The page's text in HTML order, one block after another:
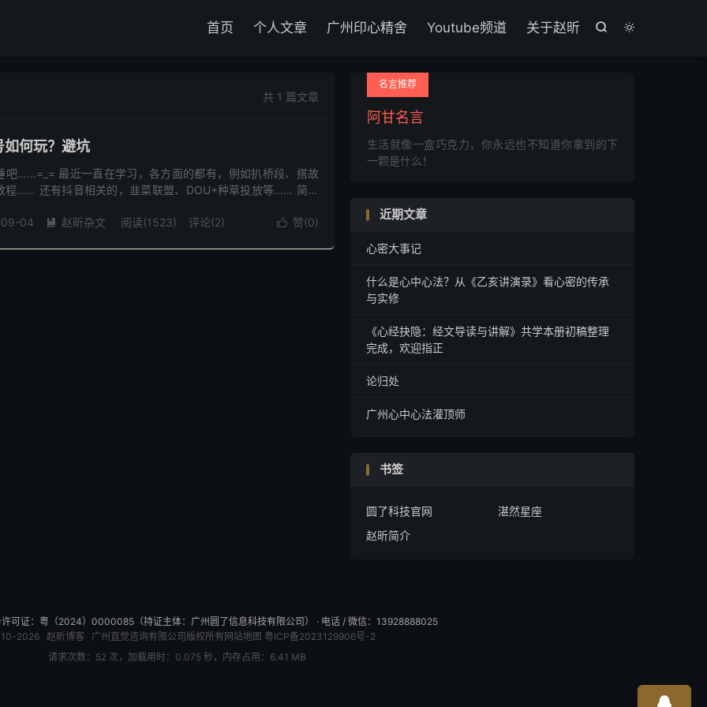


首页 个人文章 广州印心精舍 Youtube频道 关于赵昕
共 1 篇文章
何玩？避坑
吧……=_= 最近一直在学习，各方面的都有，例如扒桥段、搭故
程…… 还有抖音相关的，韭菜联盟、DOU+种草投放等…… 简单
 赞(0)
04  赵昕杂文 阅读(1523) 评论(2)
名言推荐
阿甘名言
生活就像一盒巧克力，你永远也不知道你拿到的下
一颗是什么！
近期文章
心密大事记
什么是心中心法？从《乙亥讲演录》看心密的传承
与实修
《心经抉隐：经文导读与讲解》共学本册初稿整理
完成，欢迎指正
论归处
广州心中心法灌顶师
书签
圆了科技官网
湛然星座
赵昕简介
可证：粤（2024）0000085（持证主体：广州圆了信息科技有限公司） · 电话 / 微信：13928888025
2026 赵昕博客 广州直觉咨询有限公司版权所有 网站地图 粤ICP备2023129906号-2
请求次数：52 次，加载用时：0.075 秒，内存占用：6.41 MB